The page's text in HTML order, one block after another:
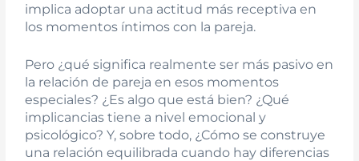
implica adoptar una actitud más receptiva en
los momentos íntimos con la pareja.
Pero ¿qué significa realmente ser más pasivo en
la relación de pareja en esos momentos
especiales? ¿Es algo que está bien? ¿Qué
implicancias tiene a nivel emocional y
psicológico? Y, sobre todo, ¿Cómo se construye
una relación equilibrada cuando hay diferencias